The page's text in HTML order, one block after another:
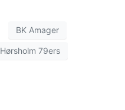
BK Amager
Hørsholm 79ers